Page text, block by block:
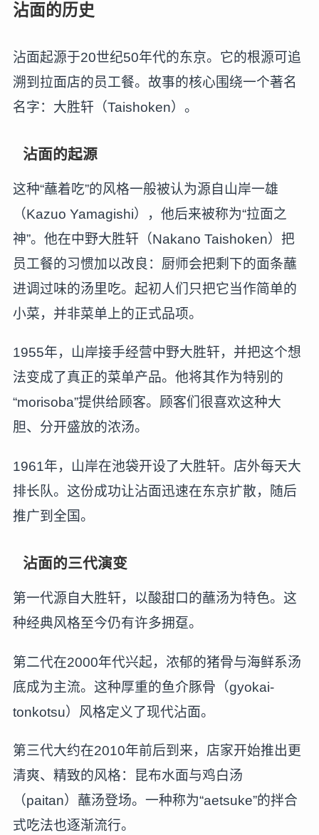
沾面的历史
沾面起源于20世纪50年代的东京。它的根源可追
溯到拉面店的员工餐。故事的核心围绕一个著名
名字：大胜轩（Taishoken）。
沾面的起源
这种“蘸着吃”的风格一般被认为源自山岸一雄
（Kazuo Yamagishi），他后来被称为“拉面之
神”。他在中野大胜轩（Nakano Taishoken）把
员工餐的习惯加以改良：厨师会把剩下的面条蘸
进调过味的汤里吃。起初人们只把它当作简单的
小菜，并非菜单上的正式品项。
1955年，山岸接手经营中野大胜轩，并把这个想
法变成了真正的菜单产品。他将其作为特别的
“morisoba”提供给顾客。顾客们很喜欢这种大
胆、分开盛放的浓汤。
1961年，山岸在池袋开设了大胜轩。店外每天大
排长队。这份成功让沾面迅速在东京扩散，随后
推广到全国。
沾面的三代演变
第一代源自大胜轩，以酸甜口的蘸汤为特色。这
种经典风格至今仍有许多拥趸。
第二代在2000年代兴起，浓郁的猪骨与海鲜系汤
底成为主流。这种厚重的鱼介豚骨（gyokai-
tonkotsu）风格定义了现代沾面。
第三代大约在2010年前后到来，店家开始推出更
清爽、精致的风格：昆布水面与鸡白汤
（paitan）蘸汤登场。一种称为“aetsuke”的拌合
式吃法也逐渐流行。